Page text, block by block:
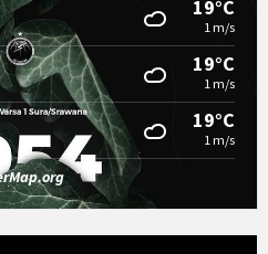
19°C
1 m/s
19°C
1 m/s
19°C
1 m/s